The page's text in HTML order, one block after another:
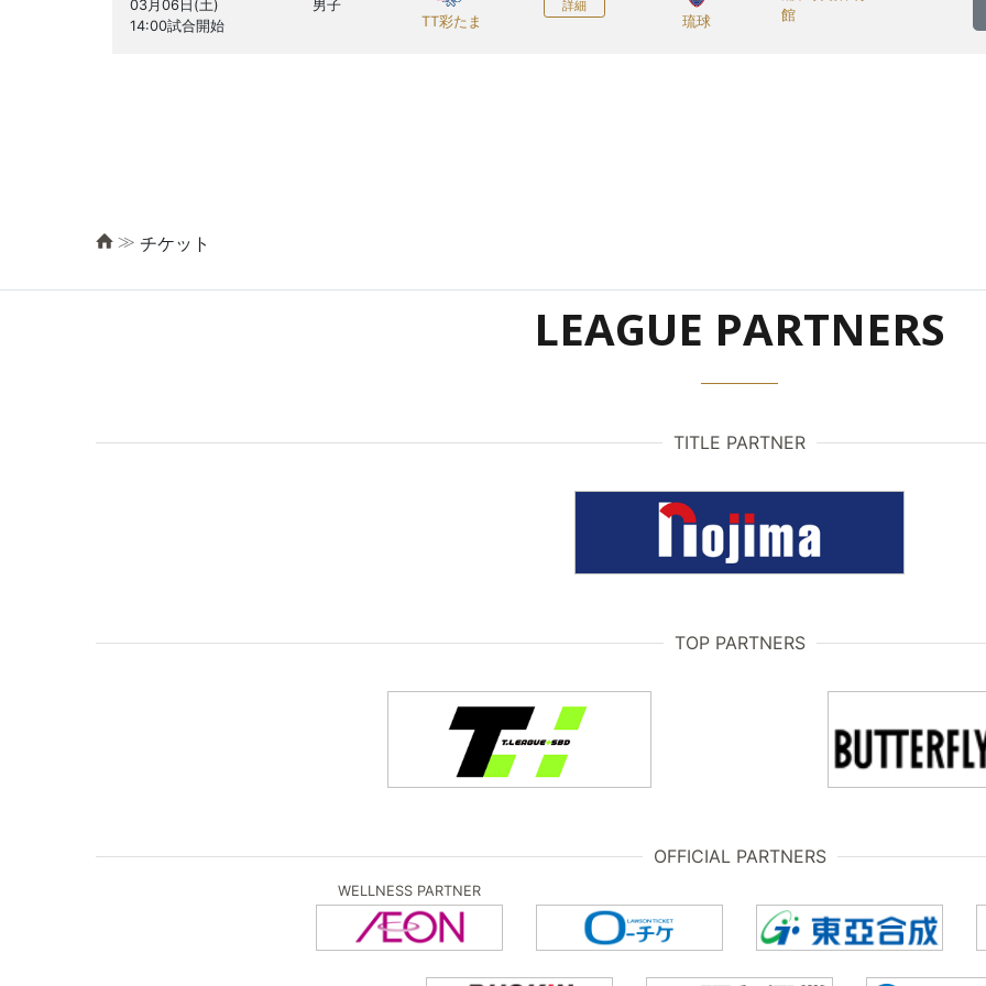
03月06日(土)
男子
TT彩たま
詳細
琉球
館
≫ チケット
LEAGUE PARTNERS
TITLE PARTNER
TOP PARTNERS
OFFICIAL PARTNERS
WELLNESS PARTNER